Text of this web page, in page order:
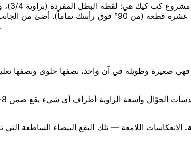
وصوّر بتقريب 1.5-2x على جوّالك لتجنب تشوّه العدسة على دوامات الكريمة الطويلة.
صغيرة وطويلة في آن واحد، نصفها حلوى ونصفها
الانعكاسات اللامعة — تلك البقع البيضاء الساطعة